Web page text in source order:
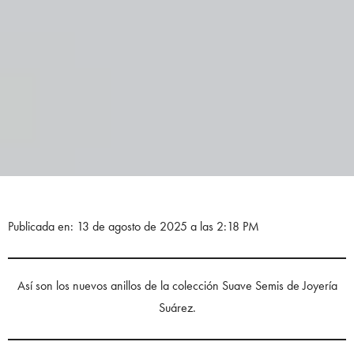
Publicada en: 13 de agosto de 2025 a las 2:18 PM
Así son los nuevos anillos de la colección Suave Semis de Joyería
Suárez.